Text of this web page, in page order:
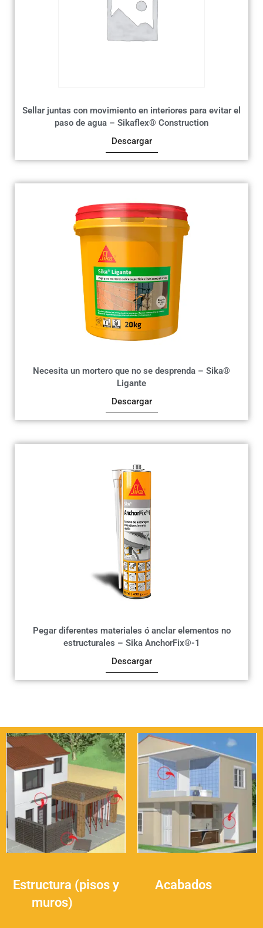
Sellar juntas con movimiento en interiores para evitar el
paso de agua – Sikaflex® Construction
Descargar
Necesita un mortero que no se desprenda – Sika®
Ligante
Descargar
Pegar diferentes materiales ó anclar elementos no
estructurales – Sika AnchorFix®-1
Descargar
Estructura (pisos y
muros)
Acabados